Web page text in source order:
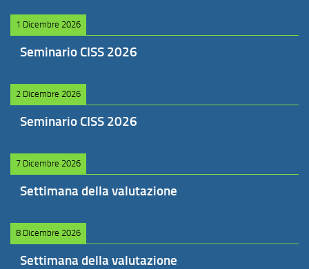
1 Dicembre 2026
Seminario CISS 2026
2 Dicembre 2026
Seminario CISS 2026
7 Dicembre 2026
Settimana della valutazione
8 Dicembre 2026
Settimana della valutazione